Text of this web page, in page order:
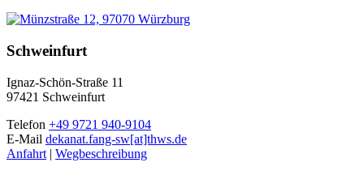
Schweinfurt
Ignaz-Schön-Straße 11
97421 Schweinfurt
Telefon +49 9721 940-9104
E-Mail dekanat.fang-sw[at]thws.de
Anfahrt | Wegbeschreibung